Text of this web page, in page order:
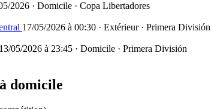
2026 · Domicile · Copa Libertadores
17/05/2026 à 00:30 · Extérieur · Primera División
13/05/2026 à 23:45 · Domicile · Primera División
domicile